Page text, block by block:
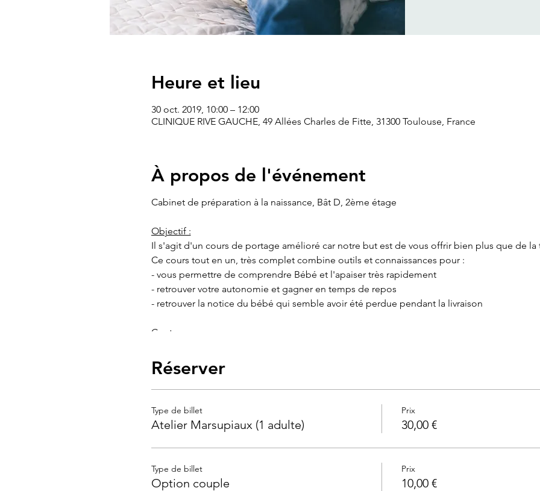
Heure et lieu
30 oct. 2019, 10:00 – 12:00
CLINIQUE RIVE GAUCHE, 49 Allées Charles de Fitte, 31300 Toulouse, France
À propos de l'événement
Cabinet de préparation à la naissance, Bât D, 2ème étage
Objectif :
Il s'agit d'un cours de portage amélioré car notre but est de vous offrir bien plus que de la
Ce cours tout en un, très complet combine outils et connaissances pour :
- vous permettre de comprendre Bébé et l'apaiser très rapidement
- retrouver votre autonomie et gagner en temps de repos
- retrouver la notice du bébé qui semble avoir été perdue pendant la livraison
Contenu :
> sommeil niveau 1 : connaissances, outils et astuces pour endormir bébé et le poser sans
> les pleurs : les reconnaître pour vite les apaiser avec le langage corporel
> les maux de ventre : astuces pour les soulager
> les connaissances en neurosciences pour éviter les fausses idées et croyances autour
de l’entourage familial avec assurance et certitude et vous épargner de la fatigue et des
et parents de bébé de 0 à 3 mois
Réserver
Type de billet
Atelier Marsupiaux (1 adulte)
Prix
30,00 €
Type de billet
Option couple
Prix
10,00 €